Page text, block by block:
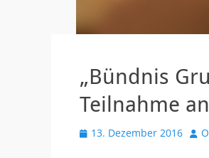
„Bündnis
Teilnahme
V 13. Dezember 2016 A